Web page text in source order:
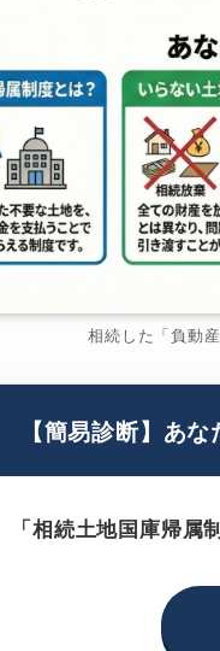
相続した「負動
【簡易診断】あ
「相続土地国庫帰属